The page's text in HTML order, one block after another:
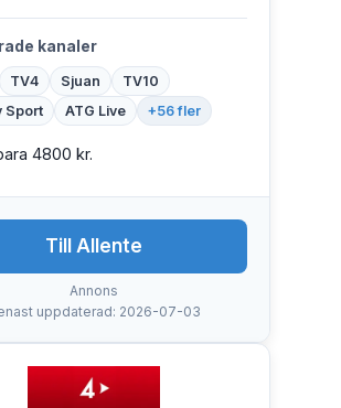
kanaler
TV4 Sjuan
TV10
Sport
ATG Live +56 fler
4800 kr.
Till Allente
Annons
uppdaterad: 2026-07-03